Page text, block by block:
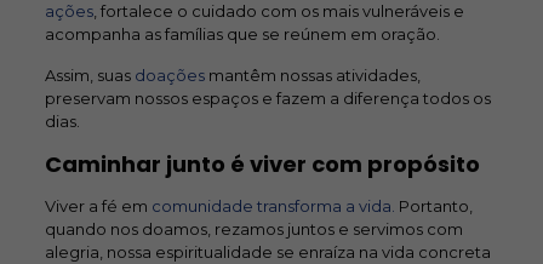
ações, fortalece o cuidado com os mais vulneráveis e
acompanha as famílias que se reúnem em oração.
Assim, suasdoações mantêm nossas atividades,
preservam nossos espaços e fazem a diferença todos os
dias.
Caminhar junto é viver com propósito
Viver a fé em comunidade transforma a vida. Portanto,
quando nos doamos, rezamos juntos e servimos com
alegria, nossa espiritualidade se enraíza na vida concreta